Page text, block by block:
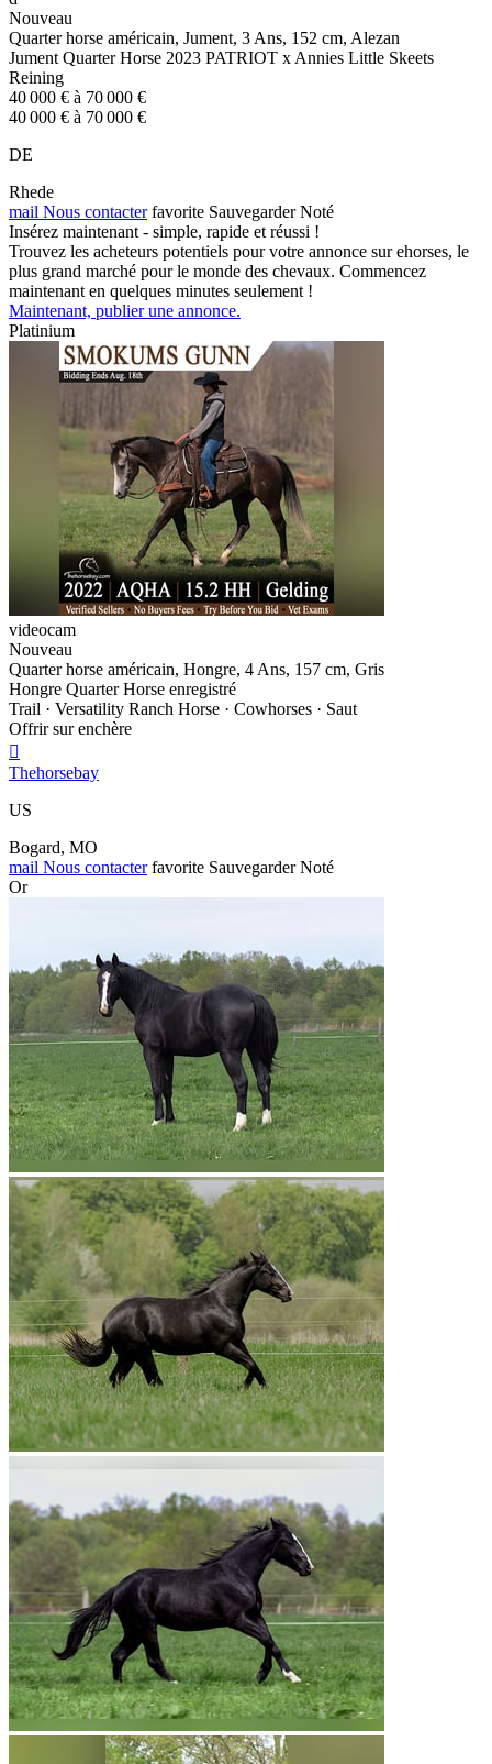
Nouveau
Quarter horse américain, Jument, 3 Ans, 152 cm, Alezan
Jument Quarter Horse 2023 PATRIOT x Annies Little Skeets
Reining
40 000 € à 70 000 €
40 000 € à 70 000 €
DE
Rhede
mail Nous contacter favorite Sauvegarder Noté
Insérez maintenant - simple, rapide et réussi !
Trouvez les acheteurs potentiels pour votre annonce sur ehorses, le
plus grand marché pour le monde des chevaux. Commencez
maintenant en quelques minutes seulement !
Maintenant, publier une annonce.
Platinium
videocam
Nouveau
Quarter horse américain, Hongre, 4 Ans, 157 cm, Gris
Hongre Quarter Horse enregistré
Trail · Versatility Ranch Horse · Cowhorses · Saut
Offrir sur enchère

Thehorsebay
US
Bogard, MO
mail Nous contacter favorite Sauvegarder Noté
Or